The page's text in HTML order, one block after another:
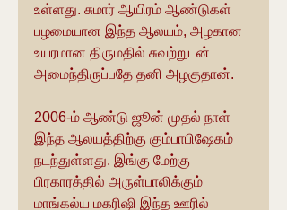
உள்ளது. சுமார் ஆயிரம் ஆண்டுகள்
பழமையான இந்த ஆலயம், அழகான
உயரமான திருமதில் சுவற்றுடன்
அமைந்திருப்பதே தனி அழகுதான்.
2006-ம் ஆண்டு ஜூன் முதல் நாள்
இந்த ஆலயத்திற்கு கும்பாபிஷேகம்
நடந்துள்ளது. இங்கு மேற்கு
பிரகாரத்தில் அருள்பாலிக்கும்
மாங்கல்ய மகரிஷி இந்த ஊரில்